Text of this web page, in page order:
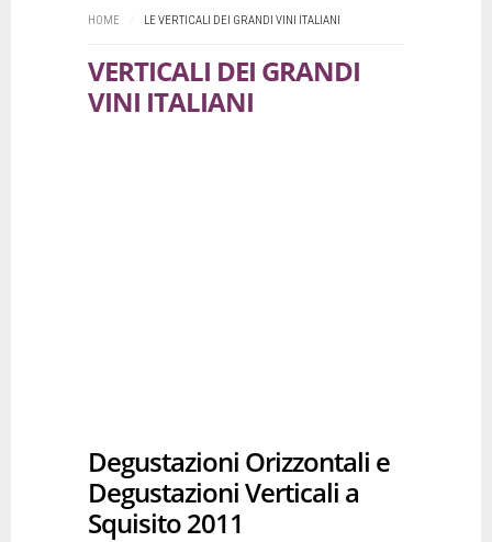
HOME LE VERTICALI DEI GRANDI VINI ITALIANI
VERTICALI DEI GRANDI
VINI ITALIANI
Degustazioni Orizzontali e
Degustazioni Verticali a
Squisito 2011